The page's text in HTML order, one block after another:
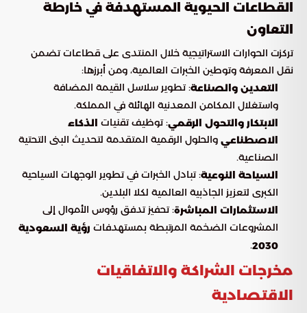
القطاعات الحيوية المستهدفة في خارطة
التعاون
تركزت الحوارات الاستراتيجية خلال المنتدى على قطاعات تضمن
نقل المعرفة وتوطين الخبرات العالمية، ومن أبرزها:
التعدين والصناعة: تطوير سلاسل القيمة المضافة
واستغلال المكامن المعدنية الهائلة في المملكة.
الابتكار والتحول الرقمي: توظيف تقنيات الذكاء
الاصطناعي والحلول الرقمية المتقدمة لتحديث البنى التحتية
الصناعية.
السياحة النوعية: تبادل الخبرات في تطوير الوجهات السياحية
الكبرى لتعزيز الجاذبية العالمية لكلا البلدين.
الاستثمارات المباشرة: تحفيز تدفق رؤوس الأموال إلى
المشروعات الضخمة المرتبطة بمستهدفات رؤية السعودية
2030
.
مخرجات الشراكة والاتفاقيات
الاقتصادية